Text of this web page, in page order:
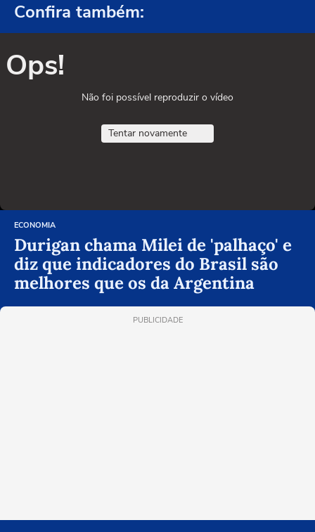
Confira também:
Ops!
Não foi possível reproduzir o vídeo
Tentar novamente
ECONOMIA
Durigan chama Milei de 'palhaço' e
diz que indicadores do Brasil são
melhores que os da Argentina
PUBLICIDADE